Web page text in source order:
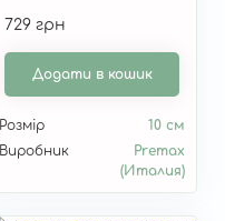
729 грн
Додати в кошик
Розмір
10 см
Виробник
Premax
(Италия)